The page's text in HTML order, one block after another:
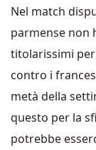
Nel match
parmense non
titolarissimi
contro i
metà della
questo per la
potrebbe